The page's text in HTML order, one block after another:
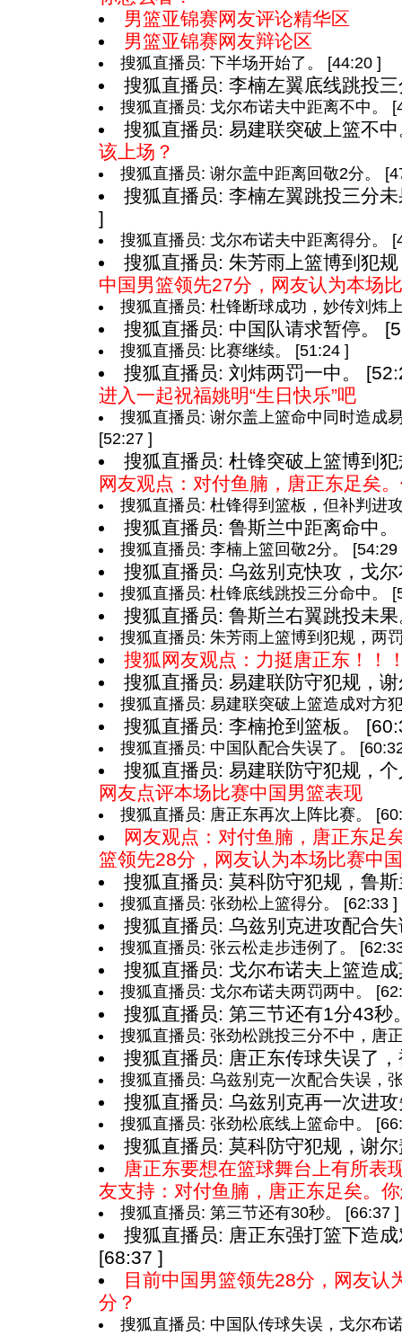
男篮亚锦赛网友评论精华区
男篮亚锦赛网友辩论区
搜狐直播员: 下半场开始了。 [44:20 ]
搜狐直播员: 李楠左翼底线跳投
搜狐直播员: 戈尔布诺夫中距离不中。
搜狐直播员: 易建联突破上篮不
该上场？
搜狐直播员: 谢尔盖中距离回敬2分。
搜狐直播员: 李楠左翼跳投三分
]
搜狐直播员: 戈尔布诺夫中距离得分。
搜狐直播员: 朱芳雨上篮博到犯
中国男篮领先27分，网友认为本场
搜狐直播员: 杜锋断球成功，妙传刘炜
搜狐直播员: 中国队请求暂停。
搜狐直播员: 比赛继续。 [51:24 ]
搜狐直播员: 刘炜两罚一中。
进入一起祝福姚明“生日快乐”吧
搜狐直播员: 谢尔盖上篮命中同时造成
[52:27 ]
搜狐直播员: 杜锋突破上篮博到
网友观点：对付鱼腩，唐正东足矣
搜狐直播员: 杜锋得到篮板，但补判进
搜狐直播员: 鲁斯兰中距离命中
搜狐直播员: 李楠上篮回敬2分。 [54:29
搜狐直播员: 乌兹别克快攻，戈
搜狐直播员: 杜锋底线跳投三分命中。
搜狐直播员: 鲁斯兰右翼跳投未
搜狐直播员: 朱芳雨上篮博到犯规，两
搜狐网友观点：力挺唐正东！！
搜狐直播员: 易建联防守犯规，
搜狐直播员: 易建联突破上篮造成对方
搜狐直播员: 李楠抢到篮板。
搜狐直播员: 中国队配合失误了。
搜狐直播员: 易建联防守犯规，
网友点评本场比赛中国男篮表现
搜狐直播员: 唐正东再次上阵比赛。
网友观点：对付鱼腩，唐正东足
篮领先28分，网友认为本场比赛中
搜狐直播员: 莫科防守犯规，鲁
搜狐直播员: 张劲松上篮得分。 [62:33 ]
搜狐直播员: 乌兹别克进攻配合
搜狐直播员: 张云松走步违例了。
搜狐直播员: 戈尔布诺夫上篮造
搜狐直播员: 戈尔布诺夫两罚两中。
搜狐直播员: 第三节还有1分43秒
搜狐直播员: 张劲松跳投三分不中，唐
搜狐直播员: 唐正东传球失误了
搜狐直播员: 乌兹别克一次配合失误，
搜狐直播员: 乌兹别克再一次进
搜狐直播员: 张劲松底线上篮命中。
搜狐直播员: 莫科防守犯规，谢
唐正东要想在篮球舞台上有所表
友支持：对付鱼腩，唐正东足矣。
搜狐直播员: 第三节还有30秒。 [66:37 ]
搜狐直播员: 唐正东强打篮下造
[68:37 ]
目前中国男篮领先28分，网友认
分？
搜狐直播员: 中国队传球失误，戈尔布